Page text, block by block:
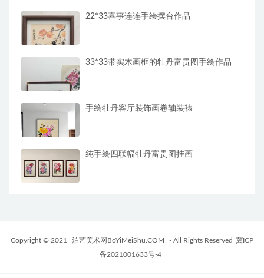
22*33喜事连连手绘摆台作品
33*33带实木画框的牡丹富贵图手绘作品
手绘牡丹客厅装饰画卷轴装裱
纯手绘四联幅牡丹富贵图挂画
Copyright © 2021 泊艺美术网BoYiMeiShu.COM - All Rights Reserved 冀ICP
备2021001633号-4